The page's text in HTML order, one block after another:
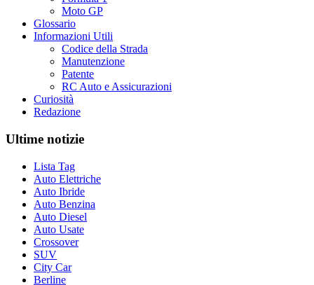
Moto GP
Glossario
Informazioni Utili
Codice della Strada
Manutenzione
Patente
RC Auto e Assicurazioni
Curiosità
Redazione
Ultime notizie
Lista Tag
Auto Elettriche
Auto Ibride
Auto Benzina
Auto Diesel
Auto Usate
Crossover
SUV
City Car
Berline